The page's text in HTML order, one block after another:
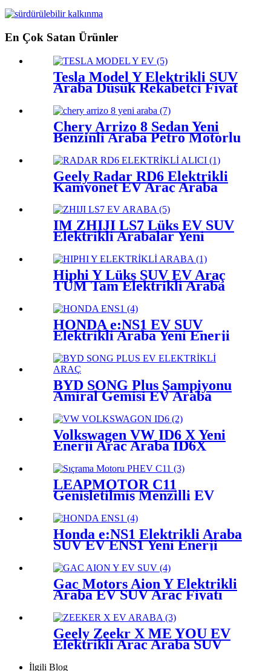
Rekabetçi Fiyat
En Çok Satan Ürünler
Tesla Model Y Elektrikli SUV
Araba Düşük Rekabetçi Fiyat
AWD 4WD EV Araç Satılık
Çin Fabrikası
Chery Arrizo 8 Sedan Yeni
Benzinli Araba Petro Motorlu
Otomobil
Geely Radar RD6 Elektrikli
Kamyonet EV Araç Araba
Uzun Menzilli 632km
IM ZHIJI LS7 Lüks EV SUV
Elektrikli Arabalar Yeni
Hiphi Y Lüks SUV EV Araç
TÜM Tam Elektrikli Araba
Menzilli Otomobil İhracatçı
HONDA e:NS1 EV SUV
Elektrikli Araba Yeni Enerji
BYD SONG Plus Şampiyonu
Amiral Gemisi EV Araba
SUV
Volkswagen VW ID6 X Yeni
Enerji Araç Araba ID6X
Cross EV 6 7 Koltuklu
Elektrikli SUV
LEAPMOTOR C11
Genişletilmiş Menzilli EV
SUV Elektrikli Hibrit PHEV
Araba EREV Araç Çin
Honda e:NS1 Elektrikli Araba
SUV EV ENS1 Yeni Enerji
Araç Fiyatı Çin Otomobil
Satılık
Gac Motors Aion Y Elektrikli
Araba EV SUV Araç Fiyatı
Çin İhracatçı
Geely Zeekr X ME YOU EV
Elektrikli Araç Araba SUV
İlgili Blog